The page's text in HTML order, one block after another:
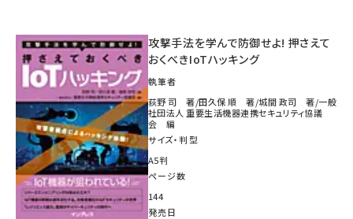
攻撃手法を学んで防御せよ! 押さえて
おくべきIoTハッキング
執筆者
荻野 司 著/田久保 順 著/城間 政司 著/一般
社団法人 重要生活機器連携セキュリティ協議
会 編
サイズ・判型
A5判
ページ数
144
発売日